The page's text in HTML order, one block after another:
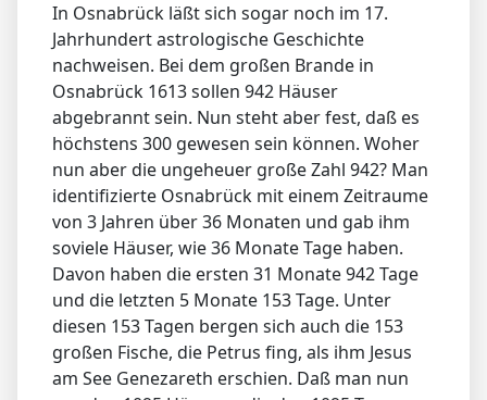
In Osnabrück läßt sich sogar noch im 17.
Jahrhundert astrologische Geschichte
nachweisen. Bei dem großen Brande in
Osnabrück 1613 sollen 942 Häuser
abgebrannt sein. Nun steht aber fest, daß es
höchstens 300 gewesen sein können. Woher
nun aber die ungeheuer große Zahl 942? Man
identifizierte Osnabrück mit einem Zeitraume
von 3 Jahren über 36 Monaten und gab ihm
soviele Häuser, wie 36 Monate Tage haben.
Davon haben die ersten 31 Monate 942 Tage
und die letzten 5 Monate 153 Tage. Unter
diesen 153 Tagen bergen sich auch die 153
großen Fische, die Petrus fing, als ihm Jesus
am See Genezareth erschien. Daß man nun